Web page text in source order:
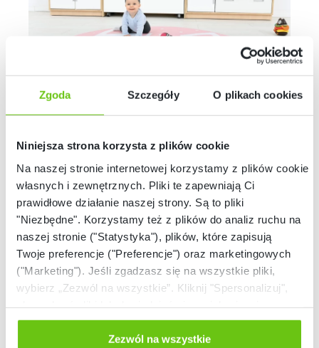
Zgoda Szczegóły O plikach cookies
Niniejsza strona korzysta z plików cookie
Na naszej stronie internetowej korzystamy z plików cookie:
własnych i zewnętrznych. Pliki te zapewniają Ci
prawidłowe działanie naszej strony. Są to pliki
"Niezbędne". Korzystamy też z plików do analiz ruchu na
naszej stronie ("Statystyka"), plików, które zapisują
Twoje preferencje ("Preferencje") oraz marketingowych
("Marketing"). Jeśli zgadzasz się na wszystkie pliki,
wybierz „Zezwól na wszystkie”. Kliknij "Spersonalizuj",
Odmów zgody poprzez przycisk „Odmowa”. Wtedy
użyjemy tylko plików niezbędnych dla naszej strony.
Zezwól na wszystkie
Kompleksowe wyposażenie żłobków –
meble, zabawki, pomoce do integracji
sensorycznej
Moje Bambino to kompleksowe wyposażenie nie tylko szkół i
przedszkoli, ale również żłobków. Zależy nam na tym, aby
dostarczać najwyższej jakości produkty do niemal wszystkich
placówek edukacyjnych. Dlatego właśnie w naszej ofercie
meblowych, wykonanych z najwyższej jakości materiałów,